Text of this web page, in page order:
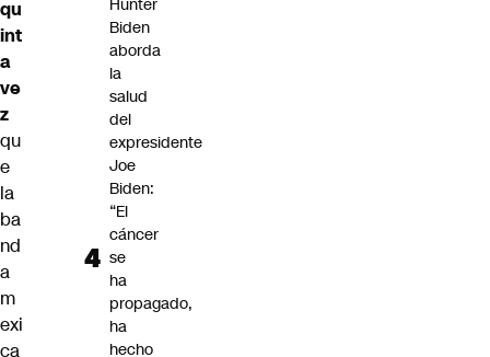
qu
int
a
ve
z
qu
e
la
ba
nd
a
m
exi
ca
Hunter
Biden
aborda
la
salud
del
expresidente
Joe
Biden:
“El
cáncer
se
ha
propagado,
ha
hecho